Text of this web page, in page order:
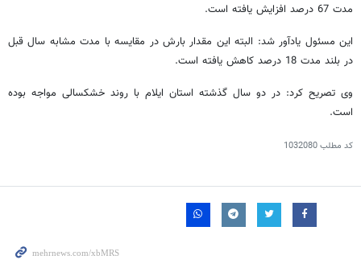
مدت 67 درصد افزایش یافته است.
این مسئول یادآور شد: البته این مقدار بارش در مقایسه با مدت مشابه سال قبل
در بلند مدت 18 درصد کاهش یافته است.
وی تصریح کرد: در دو سال گذشته استان ایلام با روند خشکسالی مواجه بوده
است.
کد مطلب1032080